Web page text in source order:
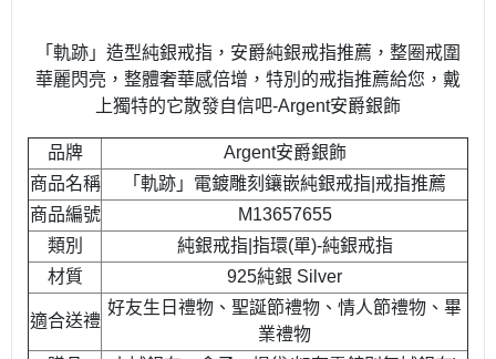
「軌跡」造型純銀戒指，安爵純銀戒指推薦，整圈戒圍
華麗閃亮，整體奢華感倍增，特別的戒指推薦給您，戴
上獨特的它散發自信吧-Argent安爵銀飾
品牌
Argent安爵銀飾
商品名稱
「軌跡」電鍍雕刻鑲嵌純銀戒指|戒指推薦
商品編號
M13657655
類別
純銀戒指|指環(單)-純銀戒指
材質
925純銀 Silver
適合送禮
好友生日禮物、聖誕節禮物、情人節禮物、畢
業禮物